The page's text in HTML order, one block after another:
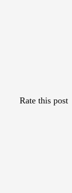
Rate this post